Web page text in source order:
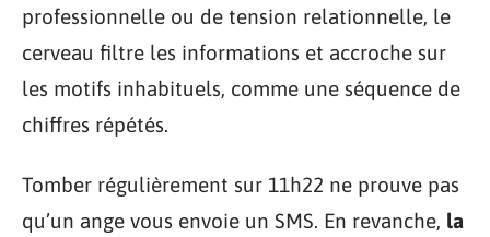
professionnelle ou de tension relationnelle, le
cerveau filtre les informations et accroche sur
les motifs inhabituels, comme une séquence de
chiffres répétés.
Tomber régulièrement sur 11h22 ne prouve pas
qu’un ange vous envoie un SMS. En revanche, la